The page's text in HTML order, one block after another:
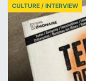
CULTURE / INTERVIEW